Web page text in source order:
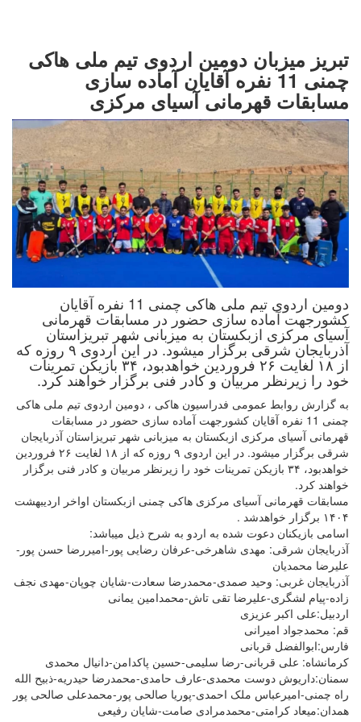
تبریز میزبان دومین اردوی تیم ملی هاکی
چمنی 11 نفره آقایان آماده سازی
مسابقات قهرمانی آسیای مرکزی
دومین اردوی تیم ملی هاکی چمنی 11 نفره آقایان
کشورجهت آماده سازی حضور در مسابقات قهرمانی
آسیای مرکزی ازبکستان به میزبانی شهر تبریزاستان
آذربایجان شرقی برگزار میشود. در این اردوی ۹ روزه که
از ۱۸ لغایت ۲۶ فروردین خواهدبود، ۳۴ بازیکن تمرینات
خود را زیرنظر مربیان و کادر فنی برگزار خواهند کرد.
به گزارش روابط عمومی فدراسیون هاکی ، دومین اردوی تیم ملی هاکی
چمنی 11 نفره آقایان کشورجهت آماده سازی حضور در مسابقات
قهرمانی آسیای مرکزی ازبکستان به میزبانی شهر تبریزاستان آذربایجان
شرقی برگزار میشود. در این اردوی ۹ روزه که از ۱۸ لغایت ۲۶ فروردین
خواهدبود، ۳۴ بازیکن تمرینات خود را زیرنظر مربیان و کادر فنی برگزار
خواهند کرد.
مسابقات قهرمانی آسیای مرکزی هاکی چمنی ازبکستان اواخر اردیبهشت
۱۴۰۴ برگزار خواهدشد .
اسامی بازیکنان دعوت شده به اردو به شرح ذیل میباشد:
آذربایجان شرقی: مهدی شاهرخی-عرفان رضایی پور-امیررضا حسن پور-
علیرضا محمدیان
آذربایجان غربی: وحید صمدی-محمدرضا سعادت-شایان چوپان-مهدی نجف
زاده-پیام لشگری-علیرضا تقی تاش-محمدامین یمانی
اردبیل:علی اکبر عزیزی
قم: محمدجواد امیرانی
فارس:ابوالفضل قربانی
کرمانشاه: علی قربانی-رضا سلیمی-حسین پاکدامن-دانیال محمدی
سمنان:داریوش دوست محمدی-عارف حامدی-محمدرضا حیدریه-ذبیح الله
راه چمنی-امیرعباس ملک احمدی-پوریا صالحی پور-محمدعلی صالحی پور
همدان:میعاد کرامتی-محمدمرادی صامت-شایان رفیعی